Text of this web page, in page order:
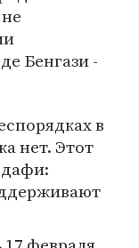
Бенгази -
в
нет. Этот